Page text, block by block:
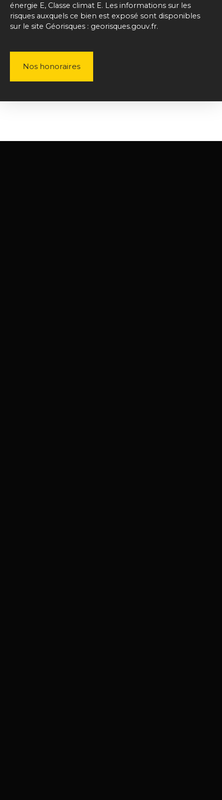
énergie E, Classe climat E. Les informations sur les
risques auxquels ce bien est exposé sont disponibles
sur le site Géorisques : georisques.gouv.fr.
Nos honoraires